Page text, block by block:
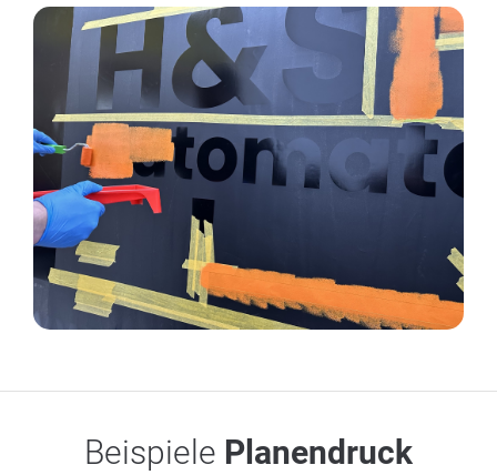
Beispiele Planendruck